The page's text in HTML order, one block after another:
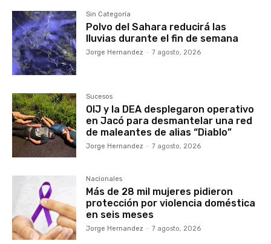
Sin Categoría
Polvo del Sahara reducirá las
lluvias durante el fin de semana
Jorge Hernandez - 7 agosto, 2026
Sucesos
OIJ y la DEA desplegaron operativo
en Jacó para desmantelar una red
de maleantes de alias “Diablo”
Jorge Hernandez - 7 agosto, 2026
Nacionales
Más de 28 mil mujeres pidieron
protección por violencia doméstica
en seis meses
Jorge Hernandez - 7 agosto, 2026